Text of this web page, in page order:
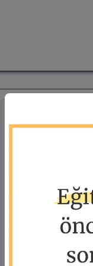
Bilgisayar
programlarını
kapsamaktadır.
düzeyine kadar
isterim. Sevgiler...